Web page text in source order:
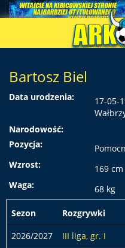
Bartosz Biel
Data urodzenia:
17-05-
Narodowość:
Pozycja:
Wzrost:
169 cm
Waga:
68 kg
Sezon Rozgrywki
2026/2027
III liga, gr. I